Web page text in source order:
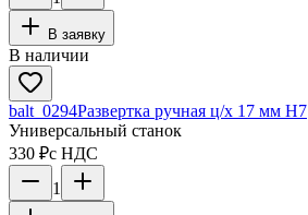
В заявку
В наличии
balt_0294Развертка ручная ц/х 17 мм Н7
Универсальный станок
330 ₽с НДС
1